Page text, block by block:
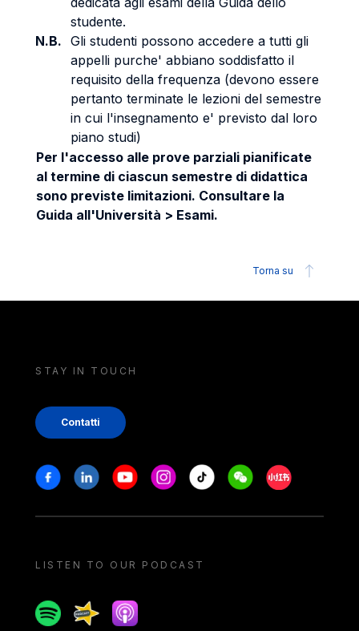
studente.
N.B. Gli studenti possono accedere a tutti gli
appelli purche' abbiano soddisfatto il
requisito della frequenza (devono essere
pertanto terminate le lezioni del semestre
in cui l'insegnamento e' previsto dal loro
piano studi)
Per l'accesso alle prove parziali pianificate
al termine di ciascun semestre di didattica
sono previste limitazioni. Consultare la
Guida all'Università > Esami.
Torna su
STAY IN TOUCH
Contatti
Stay in touch
FacebookLinkedinYoutubeInstagram
Tiktok WeechatXiaohongshu/
LISTEN TO OUR PODCAST
SpotifySpreakerApple podcast